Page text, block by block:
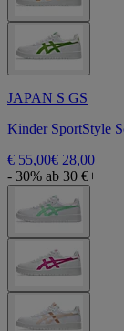
JAPAN S GS
Kinder SportStyle
€ 55,00€ 28,00
- 30% ab 30 €+